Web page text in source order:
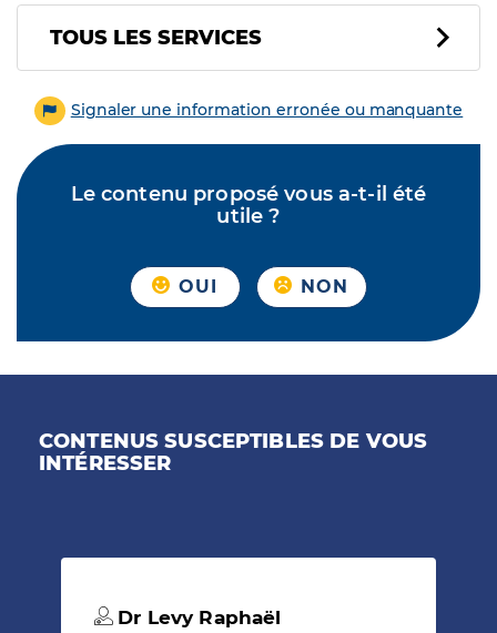
Tous les services
TOUS LES SERVICES
Signaler une information erronée ou manquante
Le contenu proposé vous a-t-il été
utile ?
OUI NON
CONTENUS SUSCEPTIBLES DE VOUS
INTÉRESSER
Dr Levy Raphaël